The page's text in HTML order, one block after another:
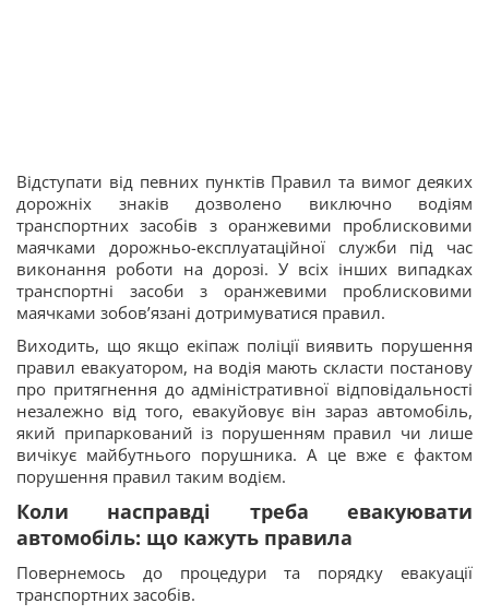
Відступати від певних пунктів Правил та вимог деяких
дорожніх знаків дозволено виключно водіям
транспортних засобів з оранжевими проблисковими
маячками дорожньо-експлуатаційної служби під час
виконання роботи на дорозі. У всіх інших випадках
транспортні засоби з оранжевими проблисковими
маячками зобов’язані дотримуватися правил.
Виходить, що якщо екіпаж поліції виявить порушення
правил евакуатором, на водія мають скласти постанову
про притягнення до адміністративної відповідальності
незалежно від того, евакуйовує він зараз автомобіль,
який припаркований із порушенням правил чи лише
вичікує майбутнього порушника. А це вже є фактом
порушення правил таким водієм.
Коли насправді треба евакуювати
автомобіль: що кажуть правила
Повернемось до процедури та порядку евакуації
транспортних засобів.